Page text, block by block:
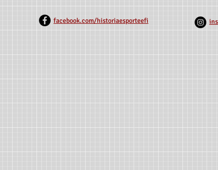
SELECIONA 1 BOLSISTA
REMUNERADO
(Unimontes)
facebook.com/historiaesporteefi